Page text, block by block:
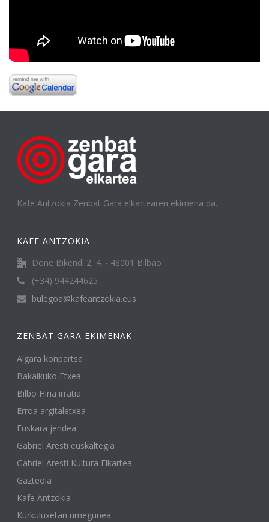
Kafe Antzokia Zenbat Gara elkartearen ekimena da.
KAFE ANTZOKIA
Done Bikendi 2, 4. - 48001 Bilbao
(+34) 944244625
bulegoa@kafeantzokia.eus
ZENBAT GARA EKIMENAK
Algara konpartsa
Bakaikuko Etxea
Bilbo Hiria irratia
Erroa argitaletxea
Euskara jendea
Gabriel Aresti euskaltegia
Gabriel Aresti Kultura Elkartea
Gazteola
Kafe Antzokia
Kurkuluxetan umegunea